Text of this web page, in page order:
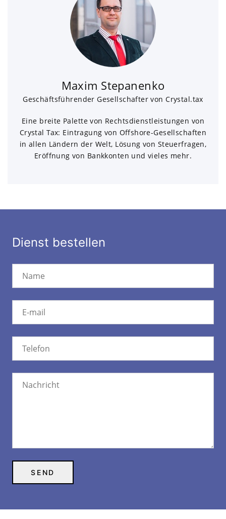
Maxim Stepanenko
Geschäftsführender Gesellschafter von Crystal.tax
Eine breite Palette von Rechtsdienstleistungen von
Crystal Tax: Eintragung von Offshore-Gesellschaften
in allen Ländern der Welt, Lösung von Steuerfragen,
Eröffnung von Bankkonten und vieles mehr.
Dienst bestellen